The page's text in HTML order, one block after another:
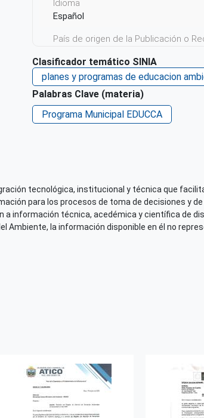
Idioma
Español
País de origen de la Publicación o
Derechos de acceso
Acceso irrestricto a todo su
Repositorio de origen
SINIA
Clasificador temático SINIA
planes y programas de educacion
Palabras Clave (materia)
Programa Municipal EDUCCA
tecnológica, institucional y técnica que
para los procesos de toma de decisiones y
a información técnica, acedémica y científica de
la información disponible en él no